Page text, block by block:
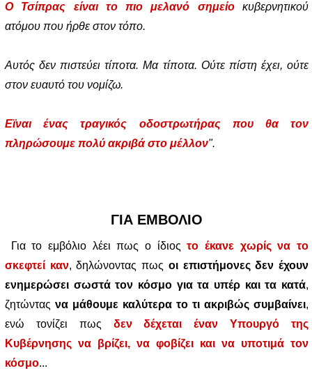
Ο Τσίπρας είναι το πιο μελανό σημείο κυβερνητικού
ατόμου που ήρθε στον τόπο.
Αυτός δεν πιστεύει τίποτα. Μα τίποτα. Ούτε πίστη έχει, ούτε
στον ευαυτό του νομίζω.
Εϊναι ένας τραγικός οδοστρωτήρας που θα τον
πληρώσουμε πολύ ακριβά στο μέλλον".
ΓΙΑ ΕΜΒΟΛΙΟ
Για το εμβόλιο λέει πως ο ίδιοςτο έκανε χωρίς να το
σκεφτεί καν, δηλώνοντας πως οι επιστήμονες δεν έχουν
ενημερώσει σωστά τον κόσμο για τα υπέρ και τα κατά,
ζητώντας να μάθουμε καλύτερα το τι ακριβώς συμβαίνει,
ενώ τονίζει πως δεν δέχεται έναν Υπουργό της
Κυβέρνησης να βρίζει, να φοβίζει και να υποτιμά τον
κόσμο...